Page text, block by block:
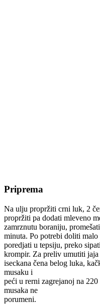
Priprema
Na ulju propržiti crni luk, 2
propržiti pa dodati mleveno
zamrznutu boraniju,
minuta. Po potrebi doliti
poredjati u tepsiju, preko
krompir. Za preliv umutiti
iseckana čena belog luka,
musaku i
peći u rerni zagrejanoj na
musaka ne
porumeni.